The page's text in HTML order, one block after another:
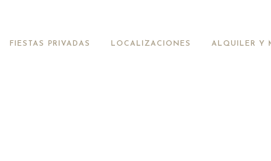
FIESTAS PRIVADAS LOCALIZACIONES ALQUILER Y